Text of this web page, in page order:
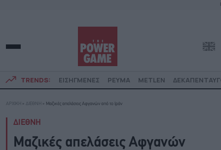
TRENDS: ΕΙΣΗΓΜΕΝΕΣ ΡΕΥΜΑ METLEN
ΑΡΧΙΚΗ » ΔΙΕΘΝΗ » Μαζικές απελάσεις Αφγανών από το Ιράν
ΔΙΕΘΝΗ
Μαζικές απελάσεις Αφγανών